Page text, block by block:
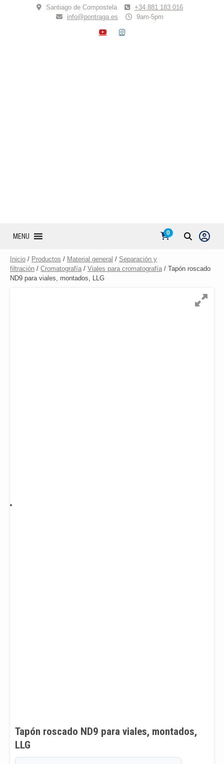
Santiago de Compostela
+34 881 183 016
info@pontraga.es
9am-5pm
YOUTUBE
INSTAGRAM
MENU 0
Inicio / Productos / Material general / Separación y
filtración / Cromatografía / Viales para cromatografía / Tapón roscado
ND9 para viales, montados, LLG
Tapón roscado ND9 para viales, montados,
LLG